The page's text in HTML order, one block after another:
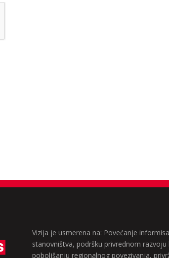
Vizija je usmerena na: Povećanje
stanovništva, podršku privrednom razvoju
poboljšanju regionalnog povezivanja,